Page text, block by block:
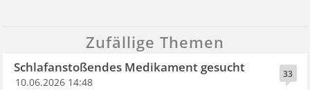
Zufällige Themen
33
Schlafanstoßendes Medikament gesucht
10.06.2026 14:48